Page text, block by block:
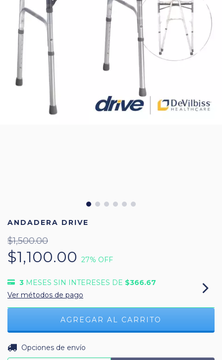
ANDADERA DRIVE
$1,500.00
$1,100.00 27% OFF
3 MESES SIN INTERESES DE $366.67
Ver métodos de pago
Entregas para el CP:
Opciones de envío